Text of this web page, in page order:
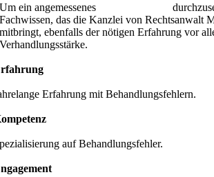
Um ein angemessenes
Fachwissen, das die Kanzlei von Rechtsanwalt
mitbringt, ebenfalls der nötigen Erfahrung vor
Verhandlungsstärke.
Erfahrung mit Behandlungsfehlern.
auf Behandlungsfehler.